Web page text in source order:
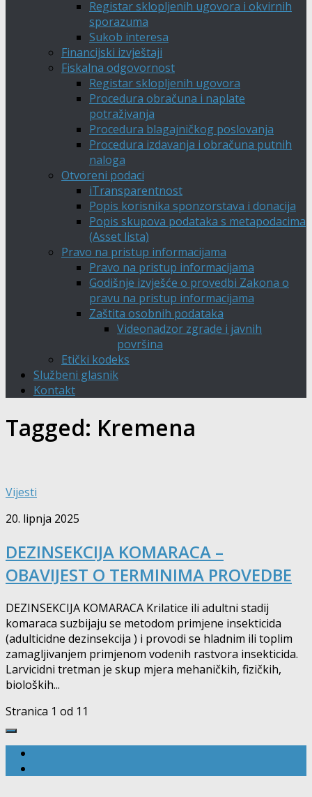
Registar sklopljenih ugovora i okvirnih
sporazuma
Sukob interesa
Financijski izvještaji
Fiskalna odgovornost
Registar sklopljenih ugovora
Procedura obračuna i naplate
potraživanja
Procedura blagajničkog poslovanja
Procedura izdavanja i obračuna putnih
naloga
Otvoreni podaci
iTransparentnost
Popis korisnika sponzorstava i donacija
Popis skupova podataka s metapodacima
(Asset lista)
Pravo na pristup informacijama
Pravo na pristup informacijama
Godišnje izvješće o provedbi Zakona o
pravu na pristup informacijama
Zaštita osobnih podataka
Videonadzor zgrade i javnih
površina
Etički kodeks
Službeni glasnik
Kontakt
Tagged: Kremena
Vijesti
20. lipnja 2025
DEZINSEKCIJA KOMARACA –
OBAVIJEST O TERMINIMA PROVEDBE
DEZINSEKCIJA KOMARACA Krilatice ili adultni stadij
komaraca suzbijaju se metodom primjene insekticida
(adulticidne dezinsekcija ) i provodi se hladnim ili toplim
zamagljivanjem primjenom vodenih rastvora insekticida.
Larvicidni tretman je skup mjera mehaničkih, fizičkih,
bioloških...
Stranica 1 od 1 1